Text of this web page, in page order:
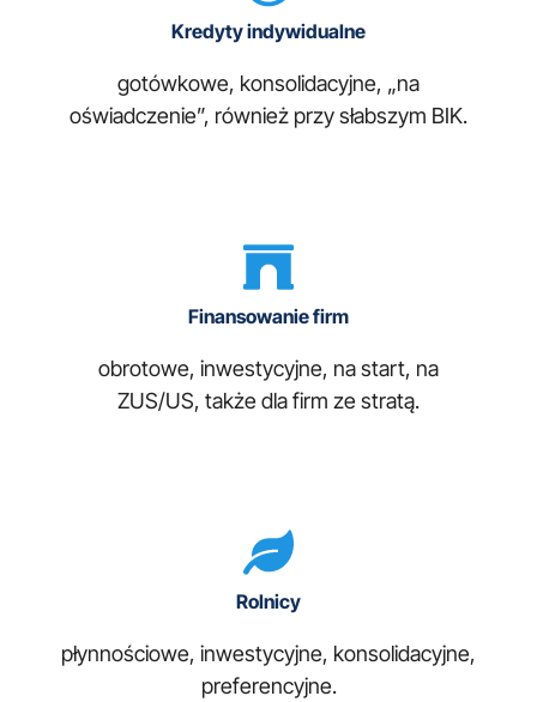
Kredyty indywidualne
gotówkowe, konsolidacyjne, „na
oświadczenie”, również przy słabszym BIK.
Finansowanie firm
obrotowe, inwestycyjne, na start, na
ZUS/US, także dla firm ze stratą.
Rolnicy
płynnościowe, inwestycyjne, konsolidacyjne,
preferencyjne.